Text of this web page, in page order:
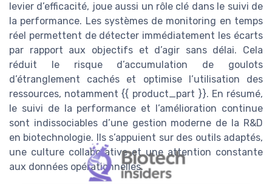
levier d’efficacité, joue aussi un rôle clé dans le suivi de
la performance. Les systèmes de monitoring en temps
réel permettent de détecter immédiatement les écarts
par rapport aux objectifs et d’agir sans délai. Cela
réduit le risque d’accumulation de goulots
d’étranglement cachés et optimise l’utilisation des
ressources, notamment {{ product_part }}. En résumé,
le suivi de la performance et l’amélioration continue
sont indissociables d’une gestion moderne de la R&D
en biotechnologie. Ils s’appuient sur des outils adaptés,
une culture collaborative et une attention constante
aux données opérationnelles.